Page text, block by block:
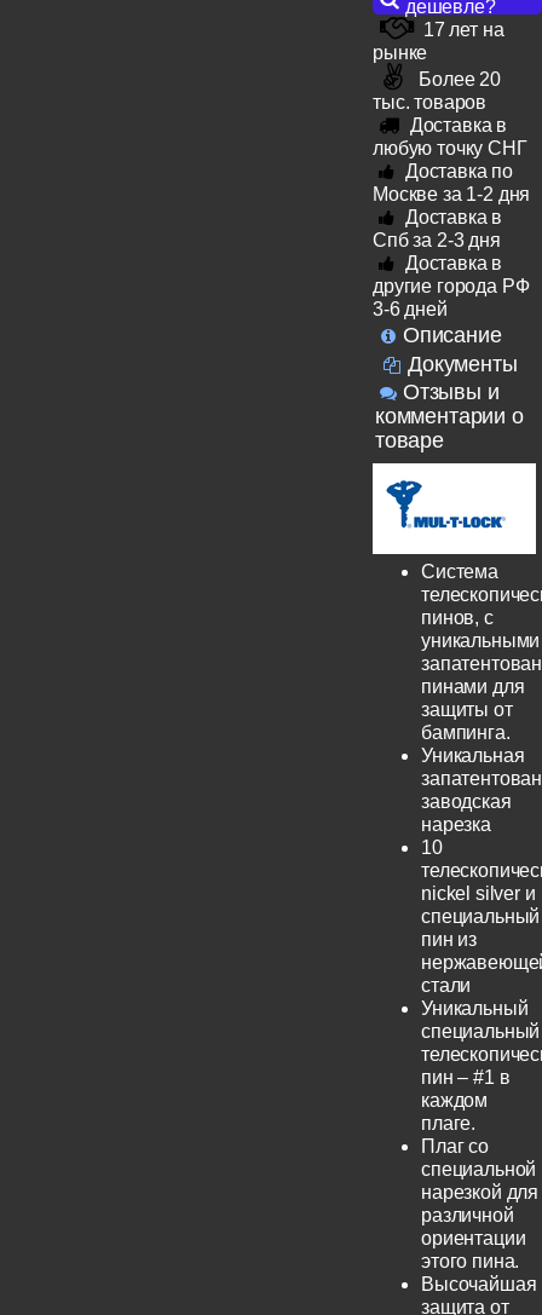
дешевле?
17 лет на
рынке
Более 20
тыс. товаров
Доставка в
любую точку СНГ
Доставка по
Москве за 1-2 дня
Доставка в
Спб за 2-3 дня
Доставка в
другие города РФ
3-6 дней
Описание
Документы
Отзывы и
комментарии о
товаре
Система
пинов, с
уникальными
пинами для
защиты от
бампинга.
Уникальная
заводская
нарезка
10
nickel silver и
специальный
пин из
стали
Уникальный
специальный
пин – #1 в
каждом
плаге.
Плаг со
специальной
нарезкой для
различной
ориентации
этого пина.
Высочайшая
защита от